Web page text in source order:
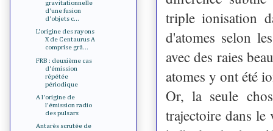
triple ionisation
d'atomes selon
avec des raies
atomes y ont été
Or, la seule
trajectoire dans le
gravitationnelle
d'une fusion
d'objets c...
L'origine des rayons
X de Centaurus A
comprise grâ...
FRB : deuxième cas
d'émission
répétée
périodique
A l'origine de
l'émission radio
des pulsars
Antarès scrutée de